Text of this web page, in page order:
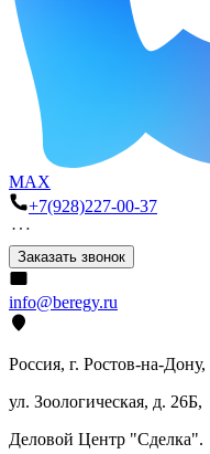
MAX
+7(928)227-00-37
Заказать звонок
info@beregy.ru
Россия, г. Ростов-на-Дону,
ул. Зоологическая, д. 26Б,
Деловой Центр "Сделка".